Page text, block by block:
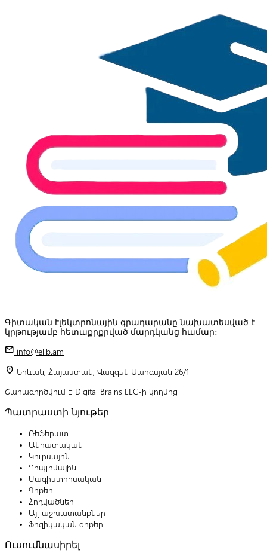
Գիտական էլեկտրոնային գրադարանը նախատեսված է
կրթությամբ հետաքրքրված մարդկանց համար:
mail info@elib.am
location_on Երևան, Հայաստան, Վազգեն Սարգսյան 26/1
Շահագործվում է Digital Brains LLC-ի կողմից
Պատրաստի նյութեր
Ռեֆերատ
Անհատական
Կուրսային
Դիպլոմային
Մագիստրոսական
Գրքեր
Հոդվածներ
Այլ աշխատանքներ
Ֆիզիկական գրքեր
Ուսումնասիրել